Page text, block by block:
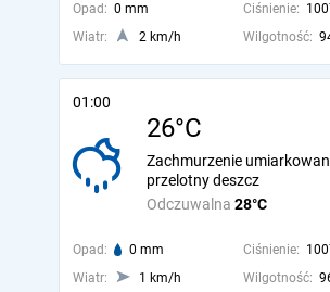
Opad: 0 mm Ciśnienie:
Wiatr:
2 km/h Wilgotność:
01:00
26°C
Odczuwalna 28°C
Zachmurzenie
przelotny deszcz
Opad: 0 mm Ciśnienie:
Wiatr:
1 km/h Wilgotność: